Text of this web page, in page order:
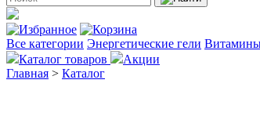
Все категории Энергетические гели
Каталог товаров
Акции
Главная > Каталог